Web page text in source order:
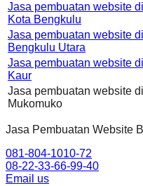
Jasa pembuatan website di
Kota Bengkulu
Jasa pembuatan website di
Bengkulu Utara
Jasa pembuatan website di
Kaur
Jasa pembuatan website di
Mukomuko
Jasa Pembuatan Website
081-804-1010-72
08-22-33-66-99-40
Email us